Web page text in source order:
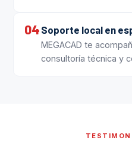
04 Soporte local en
MEGACAD te
consultoría técnica y